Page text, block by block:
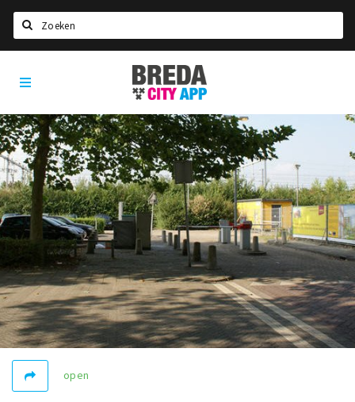
Home
Agenda
Deals
Party pics
Nieuws, interviews & blogs
Eten
Drinken
Slapen
Recreatief
Winkels
Winkelgebieden
Breda
City
App
open